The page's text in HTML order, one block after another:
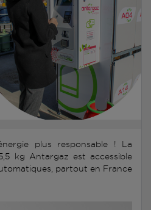
plus responsable ! La
kg Antargaz est accessible
partout en France